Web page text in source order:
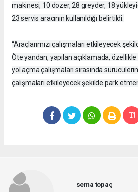
makinesi, 10 dozer, 28 greyder, 18
23 servis aracının kullanıldığı belirtildi.
“Araçlarımızı çalışmaları etkileyecek
Öte yandan, yapılan açıklamada,
yol açma çalışmaları sırasında sürücülerin
çalışmaları etkileyecek şekilde park
sema topaç